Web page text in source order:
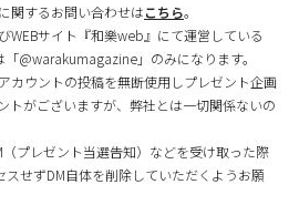
関するお問い合わせはこちら。
サイト『和樂web』にて運営している
@warakumagazine」のみになります。
カウントの投稿を無断使用しプレゼント企画
トがございますが、弊社とは一切関係ないの
プレゼント当選告知）などを受け取った際
スせずDM自体を削除していただくようお願